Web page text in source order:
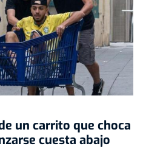
un carrito que choca
cuesta abajo